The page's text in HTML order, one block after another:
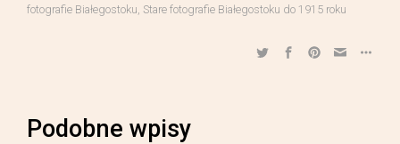
fotografie Białegostoku Stare fotografie Białegostoku do 1915 roku
Podobne wpisy